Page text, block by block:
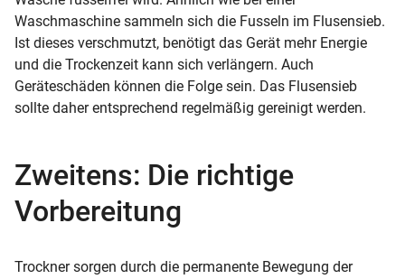
Waschmaschine sammeln sich die Fusseln im Flusensieb.
Ist dieses verschmutzt, benötigt das Gerät mehr Energie
und die Trockenzeit kann sich verlängern. Auch
Geräteschäden können die Folge sein. Das Flusensieb
sollte daher entsprechend regelmäßig gereinigt werden.
Zweitens: Die richtige
Vorbereitung
Trockner sorgen durch die permanente Bewegung der